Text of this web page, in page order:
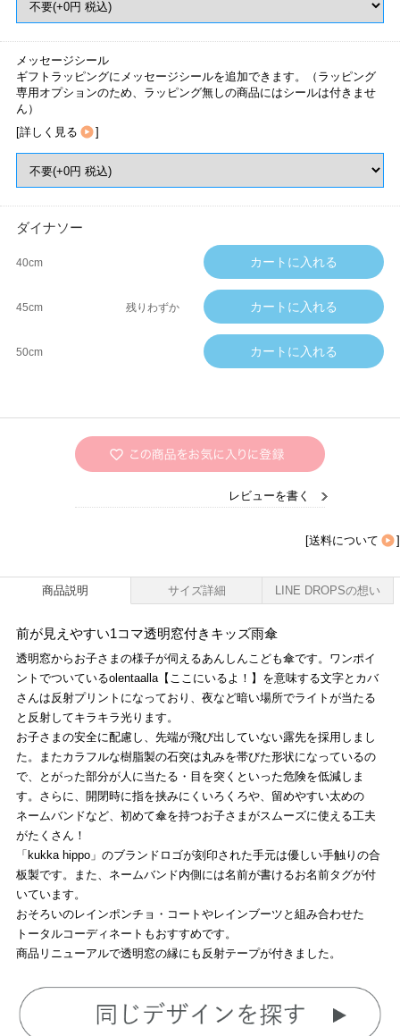
メッセージシール
ギフトラッピングにメッセージシールを追加できます。（ラッピング
専用オプションのため、ラッピング無しの商品にはシールは付きませ
ん）
[詳しく見る ]
ダイナソー
40cm
45cm 残りわずか
50cm
レビューを書く
[送料について ]
商品説明 サイズ詳細 LINE DROPSの想い
前が見えやすい1コマ透明窓付きキッズ雨傘
透明窓からお子さまの様子が伺えるあんしんこども傘です。ワンポイ
ントでついているolentaalla【ここにいるよ！】を意味する文字とカバ
さんは反射プリントになっており、夜など暗い場所でライトが当たる
と反射してキラキラ光ります。
お子さまの安全に配慮し、先端が飛び出していない露先を採用しまし
た。またカラフルな樹脂製の石突は丸みを帯びた形状になっているの
で、とがった部分が人に当たる・目を突くといった危険を低減しま
す。さらに、開閉時に指を挟みにくいろくろや、留めやすい太めの
ネームバンドなど、初めて傘を持つお子さまがスムーズに使える工夫
がたくさん！
「kukka hippo」のブランドロゴが刻印された手元は優しい手触りの合
板製です。また、ネームバンド内側には名前が書けるお名前タグが付
いています。
おそろいのレインポンチョ・コートやレインブーツと組み合わせた
トータルコーディネートもおすすめです。
商品リニューアルで透明窓の縁にも反射テープが付きました。